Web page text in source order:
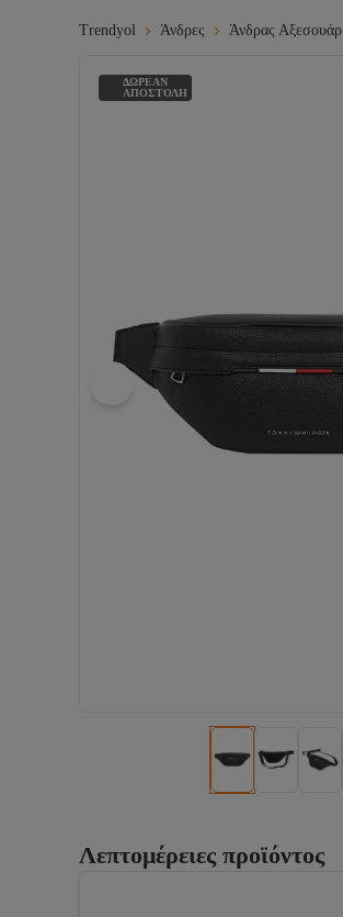
Trendyol Άνδρες Άνδρας Αξεσουάρ
ΔΩΡΕΑΝ
ΑΠΟΣΤΟΛΗ
Λεπτομέρειες προϊόντος